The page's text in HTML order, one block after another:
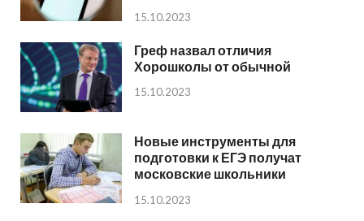
15.10.2023
Греф назвал отличия
Хорошколы от обычной
15.10.2023
Новые инструменты для
подготовки к ЕГЭ получат
московские школьники
15.10.2023